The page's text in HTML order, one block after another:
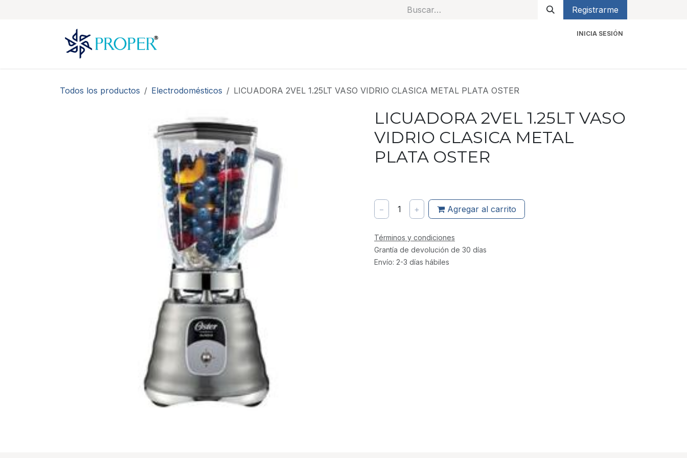
Registrarme
INICIA SESIÓN
Todos los productos Electrodomésticos LICUADORA 2VEL 1.25LT VASO VIDRIO CLASICA METAL PLATA OSTER
LICUADORA 2VEL 1.25LT VASO
VIDRIO CLASICA METAL
PLATA OSTER
− 1 + Agregar al carrito
Términos y condiciones
Grantía de devolución de 30 días
Envío: 2-3 días hábiles